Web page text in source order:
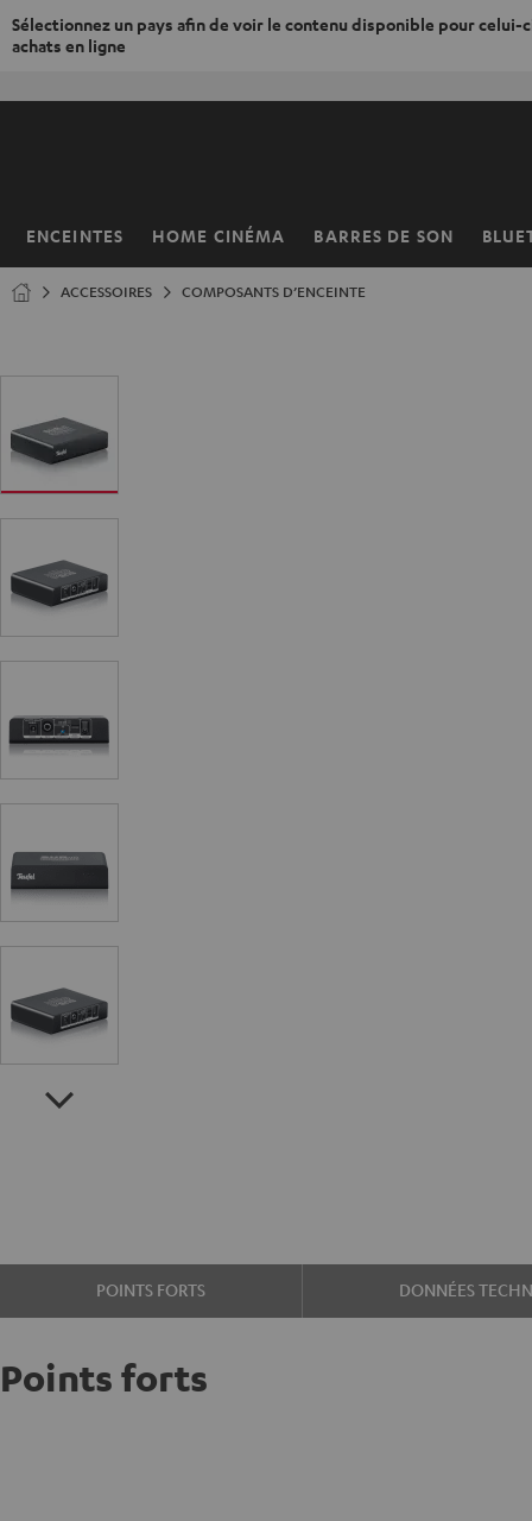
Sélectionnez un pays afin de voir le contenu disponible pour celui-
achats en ligne
ENCEINTES HOME CINÉMA BARRES DE SON
Page
ACCESSOIRES COMPOSANTS D’ENCEINTE
POINTS FORTS DONNÉES
Points forts